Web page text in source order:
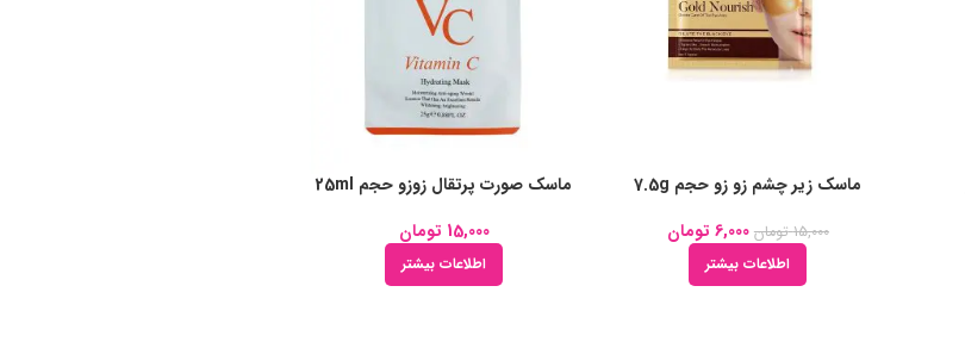
ماسک زیر چشم زو زو حجم 7.5g
15,000 تومان 6,000 تومان
اطلاعات بیشتر
ماسک صورت پرتقال زوزو حجم 25ml
15,000 تومان
اطلاعات بیشتر